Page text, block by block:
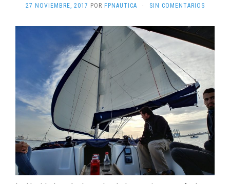
27 NOVIEMBRE, 2017 POR FPNAUTICA · SIN COMENTARIOS